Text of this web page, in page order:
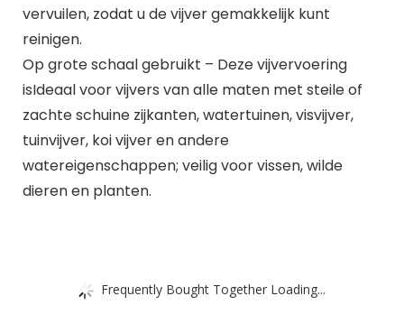
vervuilen, zodat u de vijver gemakkelijk kunt
reinigen.
Op grote schaal gebruikt – Deze vijvervoering
isIdeaal voor vijvers van alle maten met steile of
zachte schuine zijkanten, watertuinen, visvijver,
tuinvijver, koi vijver en andere
watereigenschappen; veilig voor vissen, wilde
dieren en planten.
Frequently Bought Together Loading...